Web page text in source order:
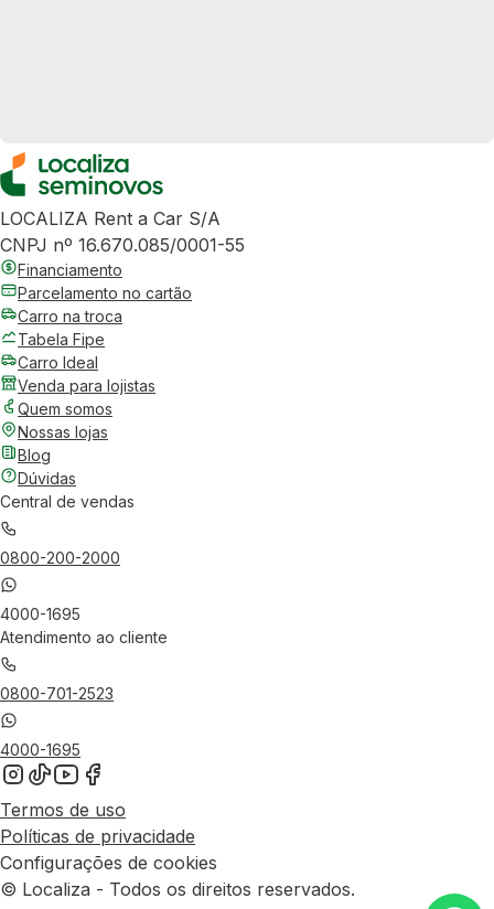
LOCALIZA Rent a Car S/A
CNPJ nº 16.670.085/0001-55
Financiamento
Parcelamento no cartão
Carro na troca
Tabela Fipe
Carro Ideal
Venda para lojistas
Quem somos
Nossas lojas
Blog
Dúvidas
Central de vendas
0800-200-2000
4000-1695
Atendimento ao cliente
0800-701-2523
4000-1695
Termos de uso
Políticas de privacidade
Configurações de cookies
© Localiza - Todos os direitos reservados.